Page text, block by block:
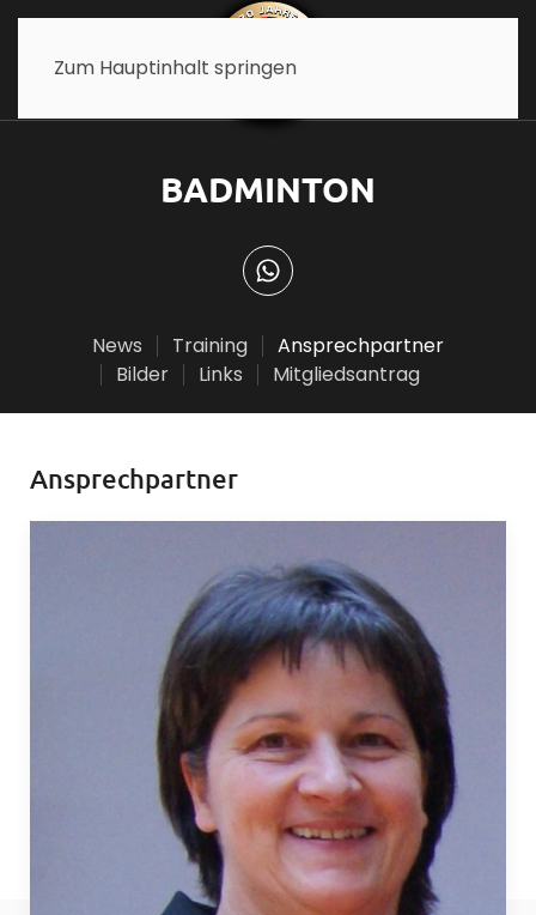
Zum Hauptinhalt springen
BADMINTON
News Training
Ansprechpartner
Bilder
Links Mitgliedsantrag
Ansprechpartner